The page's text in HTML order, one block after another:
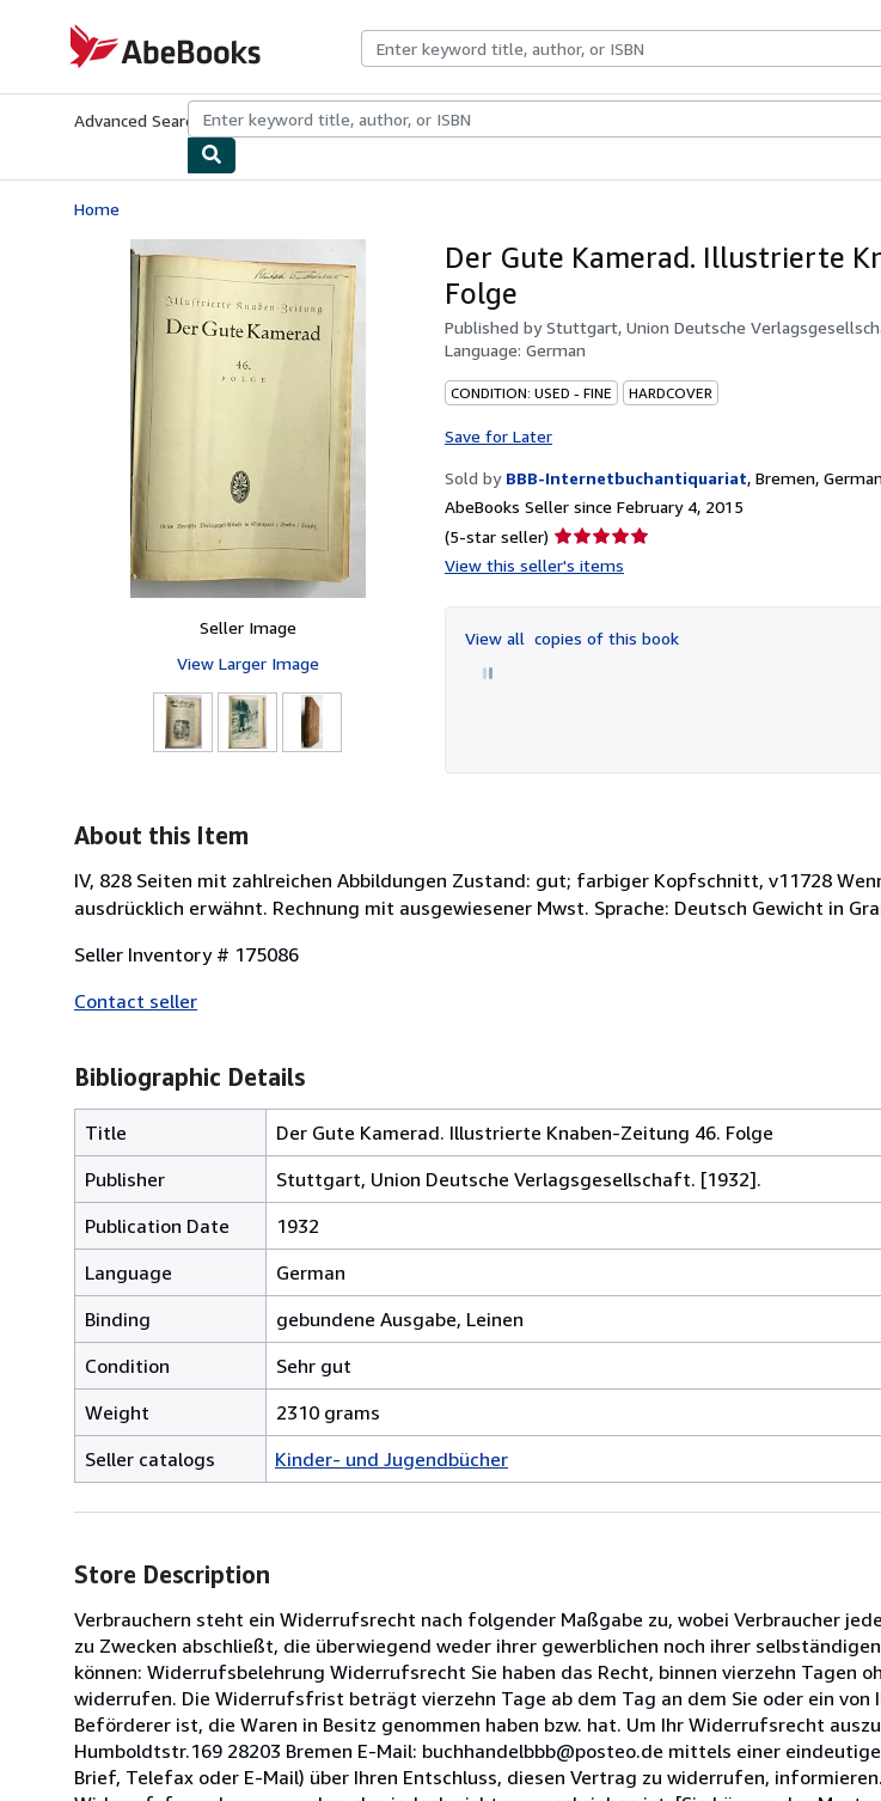
AbeBooks.com
Advanced Search Browse CollectionsRare BooksArt & Collectibles
Home
Seller Image
View Larger Image
Der Gute Kamerad. Illustrierte
Folge
Published byStuttgart, Union Deutsche
Language: German
CONDITION: USED - FINE HARDCOVER
Save for Later
Sold by BBB-Internetbuchantiquariat, Bremen,
AbeBooks Seller since February 4, 2015
(5-star seller) Seller
rating
of
5
View this seller's items
View all copies of this book
About this Item
IV, 828 Seiten mit zahlreichen Abbildungen Zustand: gut; farbiger Kopfschnitt, v11728
ausdrücklich erwähnt. Rechnung mit ausgewiesener Mwst. Sprache: Deutsch Gewicht in
Seller Inventory # 175086
Contact seller
Bibliographic Details
Title
Der Gute Kamerad. Illustrierte Knaben-Zeitung 46. Folge
Publisher
Stuttgart, Union Deutsche Verlagsgesellschaft. [1932].
Publication Date
1932
Language
German
Binding
gebundene Ausgabe, Leinen
Condition
Sehr gut
Weight
2310 grams
Seller catalogs
Kinder- und Jugendbücher
Store Description
Verbrauchern steht ein Widerrufsrecht nach folgender Maßgabe zu, wobei Verbraucher
zu Zwecken abschließt, die überwiegend weder ihrer gewerblichen noch ihrer
können: Widerrufsbelehrung Widerrufsrecht Sie haben das Recht, binnen vierzehn Tagen
widerrufen. Die Widerrufsfrist beträgt vierzehn Tage ab dem Tag an dem Sie oder ein
Beförderer ist, die Waren in Besitz genommen haben bzw. hat. Um Ihr Widerrufsrecht
Humboldtstr.169 28203 Bremen E-Mail: buchhandelbbb@posteo.de mittels einer
Brief, Telefax oder E-Mail) über Ihren Entschluss, diesen Vertrag zu widerrufen,